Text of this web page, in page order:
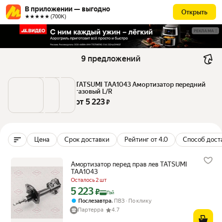
В приложении — выгодно
★★★★★ (700К)
Открыть
РЕКЛАМА
9 предложений
TATSUMI TAA1043 Амортизатор передний
газовый L/R
от 5 223 ₽
Цена Срок доставки Рейтинг от 4.0 Способ
Амортизатор перед прав лев TATSUMI
TAA1043
Осталось 2 шт
Цена с картой Яндекс Пэй 5223 ₽ вместо
5 223₽ Пэй
Послезавтра, ПВЗ
По клику
Партерра
4.7